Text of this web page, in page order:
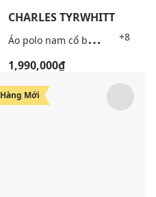
CHARLES TYRWHITT
Á
o polo nam cổ bẻ tay ngắn Pique +8
1,990,000₫
Hàng Mới